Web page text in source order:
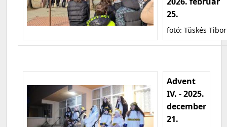
25.
fotó: Tüskés Tibor
Advent
IV. - 2025.
december
21.